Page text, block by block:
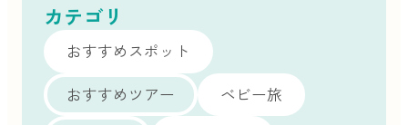
カテゴリ
おすすめスポット
おすすめツアー
ベビー旅